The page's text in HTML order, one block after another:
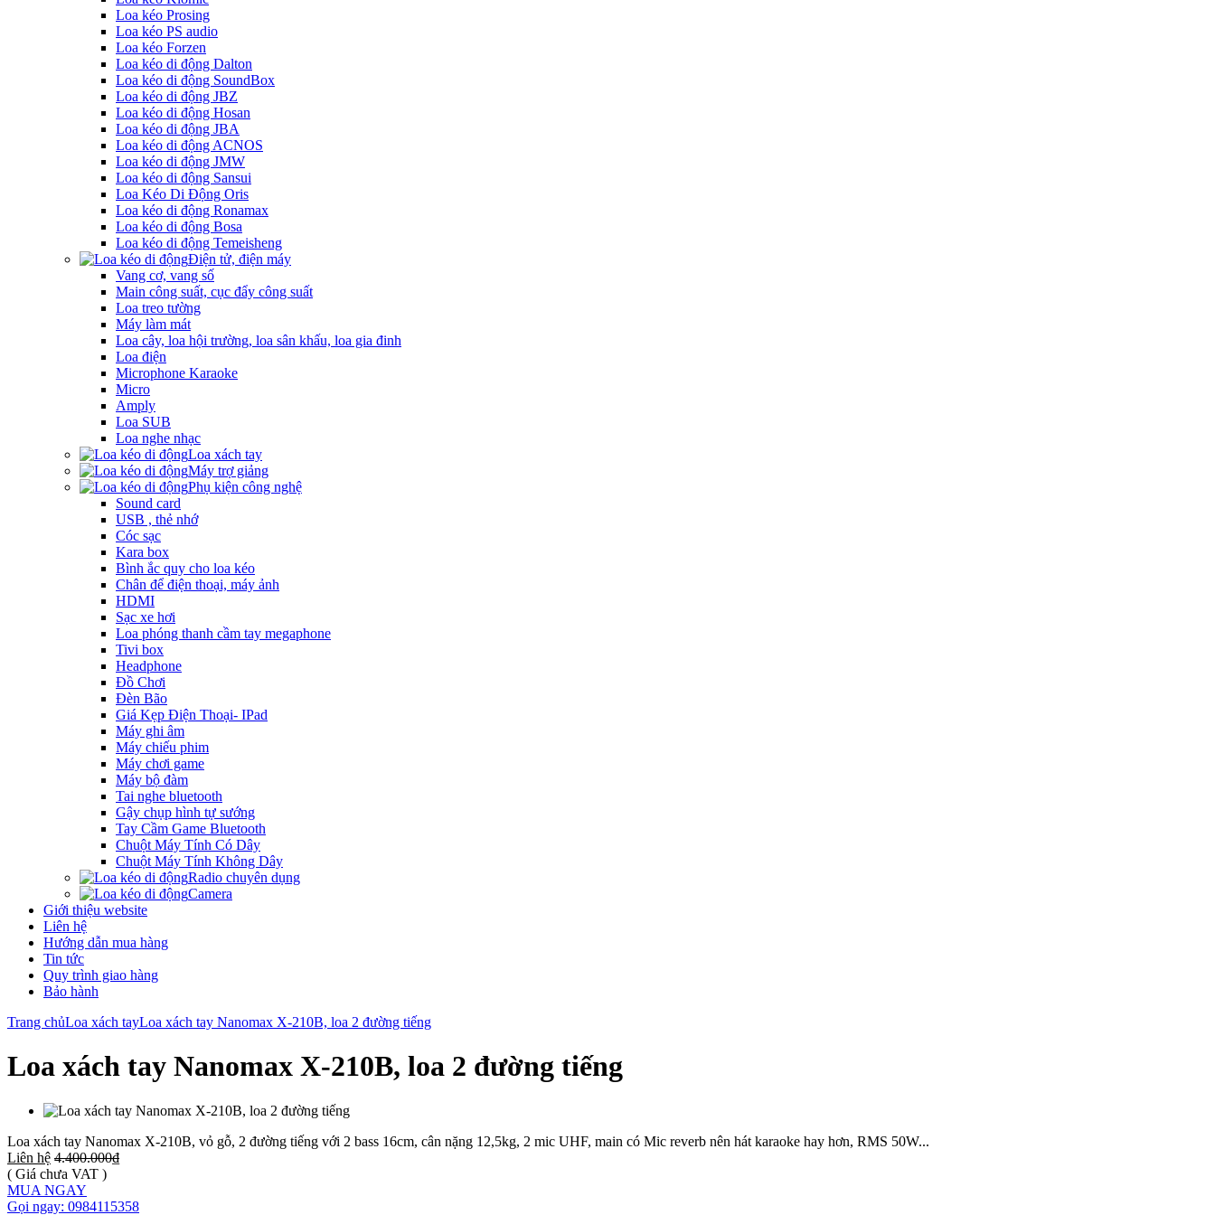
Loa kéo Prosing
Loa kéo PS audio
Loa kéo Forzen
Loa kéo di động Dalton
Loa kéo di động SoundBox
Loa kéo di động JBZ
Loa kéo di động Hosan
Loa kéo di động JBA
Loa kéo di động ACNOS
Loa kéo di động JMW
Loa kéo di động Sansui
Loa Kéo Di Động Oris
Loa kéo di động Ronamax
Loa kéo di động Bosa
Loa kéo di động Temeisheng
Điện tử, điện máy
Vang cơ, vang số
Main công suất, cục đẩy công suất
Loa treo tường
Máy làm mát
Loa cây, loa hội trường, loa sân khấu, loa gia đinh
Loa điện
Microphone Karaoke
Micro
Amply
Loa SUB
Loa nghe nhạc
Loa xách tay
Máy trợ giảng
Phụ kiện công nghệ
Sound card
USB , thẻ nhớ
Cóc sạc
Kara box
Bình ắc quy cho loa kéo
Chân để điện thoại, máy ảnh
HDMI
Sạc xe hơi
Loa phóng thanh cầm tay megaphone
Tivi box
Headphone
Đồ Chơi
Đèn Bão
Giá Kẹp Điện Thoại- IPad
Máy ghi âm
Máy chiếu phim
Máy chơi game
Máy bộ đàm
Tai nghe bluetooth
Gậy chụp hình tự sướng
Tay Cầm Game Bluetooth
Chuột Máy Tính Có Dây
Chuột Máy Tính Không Dây
Radio chuyên dụng
Camera
Giới thiệu website
Liên hệ
Hướng dẫn mua hàng
Tin tức
Quy trình giao hàng
Bảo hành
Trang chủLoa xách tayLoa xách tay Nanomax X-210B, loa 2 đường tiếng
Loa xách tay Nanomax X-210B, loa 2 đường tiếng
Loa xách tay Nanomax X-210B, vỏ gỗ, 2 đường tiếng với 2 bass 16cm, cân nặng 12,5kg, 2 mic UHF, main có Mic reverb nên hát karaoke hay hơn, RMS 50W...
Liên hệ 4.400.000₫
( Giá chưa VAT )
MUA NGAY
Gọi ngay: 0984115358